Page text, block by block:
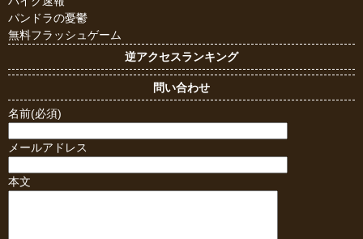
パンドラの憂鬱
無料フラッシュゲーム
逆アクセスランキング
問い合わせ
名前(必須)
メールアドレス
本文